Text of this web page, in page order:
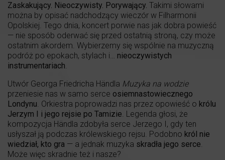
Zaskakujący. Nieoczywisty. Porywający. Takimi słowami
można by opisać nadchodzący wieczór w Filharmonii
Opolskiej. Tego dnia, koncert porwie nas jak dobra powieść
— nie sposób oderwać się przed ostatnią stroną, czy może
ostatnim akordem. Wybierzemy się wspólnie na muzyczną
podróż po epokach, stylach i… nieoczywistych
instrumentariach.
Utwór Georga Friedricha Händla Muzyka na wodzie
przeniesie nas w samo serce osiemnastowiecznego
Londynu. Orkiestra poprowadzi nas przez opowieść o królu
Jerzym I i jego rejsie po Tamizie. Legenda głosi, że
kompozycja Händla zdobyła serce Jerzego I, gdy ten
usłyszał ją podczas królewskiego rejsu. Podobno król nie
wiedział, kto gra — a jednak muzyka skradła jego serce.
Może więc skradnie też i nasze?